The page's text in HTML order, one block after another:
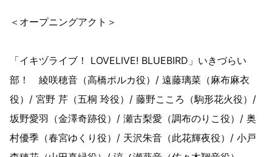
＜オープニングアクト＞
「イキヅライブ！ LOVELIVE! BLUEBIRD」いきづらい
部！ 綾咲穂音（高橋ポルカ役）/ 遠藤璃菜（麻布麻衣
役）/ 宮野 芹（五桐 玲役）/ 藤野こころ（駒形花火役）/
坂野愛羽（金澤奇跡役）/ 瀬古梨愛（調布のりこ役）/ 奥
村優季（春宮ゆくり役）/ 天沢朱音（此花輝夜役）/ 小戸